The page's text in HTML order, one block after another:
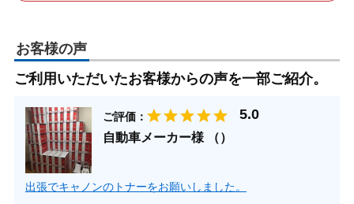
お客様の声
ご利用いただいたお客様からの声を一部ご紹介。
ご評価：
自動車メーカー様 （）
出張でキャノンのトナーをお願いしました。